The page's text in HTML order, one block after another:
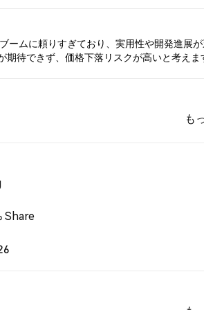
ームに頼りすぎており、実用性や開発進展が
期待できず、価格下落リスクが高いと考えま
も
Share